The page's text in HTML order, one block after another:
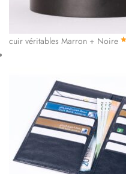
cuir véritables Marron + Noire